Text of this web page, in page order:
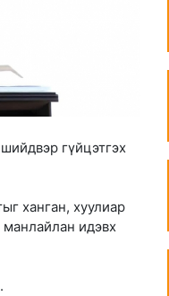
гүйцэтгэх
ханган, хуулиар
манлайлан идэвх